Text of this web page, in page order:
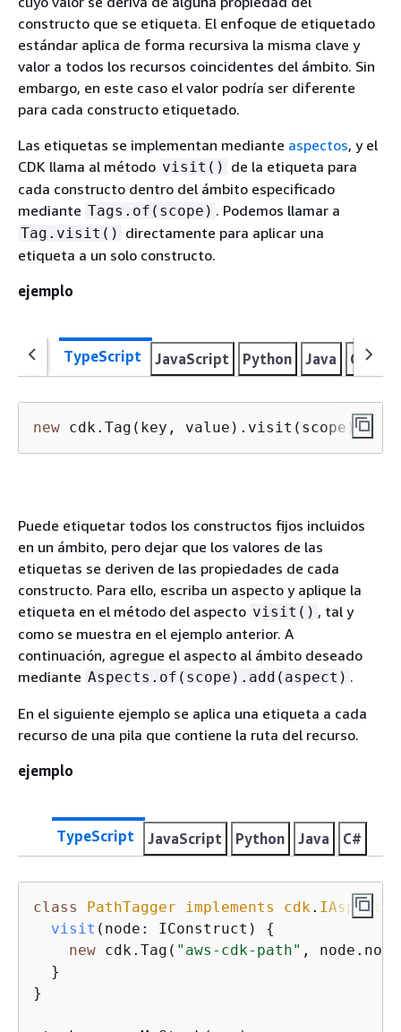
constructo que se etiqueta. El enfoque de etiquetado
estándar aplica de forma recursiva la misma clave y
valor a todos los recursos coincidentes del ámbito. Sin
embargo, en este caso el valor podría ser diferente
para cada constructo etiquetado.
Las etiquetas se implementan mediante aspectos, y el
CDK llama al método visit() de la etiqueta para
cada constructo dentro del ámbito especificado
mediante Tags.of(scope) . Podemos llamar a
Tag.visit() directamente para aplicar una
etiqueta a un solo constructo.
ejemplo
TypeScript JavaScript Python Java C#
new cdk.Tag(key, value).visit(scope);
Puede etiquetar todos los constructos fijos incluidos
en un ámbito, pero dejar que los valores de las
etiquetas se deriven de las propiedades de cada
constructo. Para ello, escriba un aspecto y aplique la
etiqueta en el método del aspecto visit() , tal y
como se muestra en el ejemplo anterior. A
continuación, agregue el aspecto al ámbito deseado
mediante Aspects.of(scope).add(aspect) .
En el siguiente ejemplo se aplica una etiqueta a cada
recurso de una pila que contiene la ruta del recurso.
ejemplo
TypeScript JavaScript Python Java C#
class PathTagger implements cdk. IAspect
visit ( node: IConstruct )
{
new cdk.Tag( "aws-cdk-path" ,
  }
}